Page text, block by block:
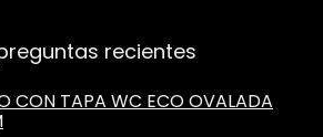
recientes
CON TAPA WC ECO OVALADA